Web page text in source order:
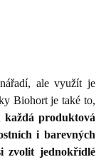
ale využít je
Biohort je také to,
každá produktová
i barevných
zvolit jednokřídlé